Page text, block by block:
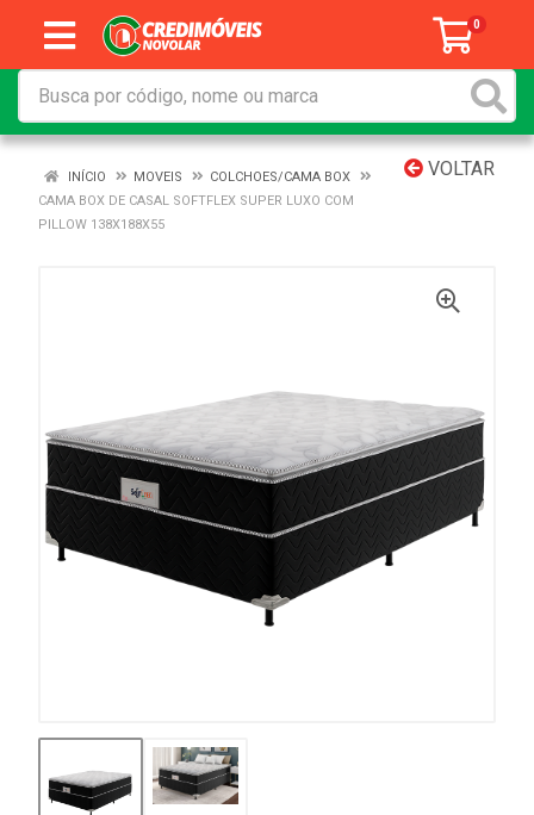
0
VOLTAR
INÍCIO MOVEIS
COLCHOES/CAMA BOX
CAMA BOX DE CASAL SOFTFLEX SUPER LUXO COM
PILLOW 138X188X55